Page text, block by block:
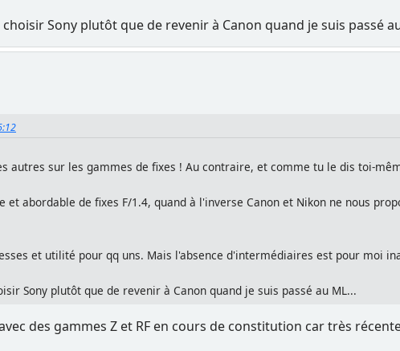
Sony plutôt que de revenir à Canon quand je suis passé
autres sur les gammes de fixes ! Au contraire, et comme tu le dis toi-
et abordable de fixes F/1.4, quand à l'inverse Canon et Nikon ne nous
et utilité pour qq uns. Mais l'absence d'intermédiaires est pour moi
Sony plutôt que de revenir à Canon quand je suis passé au ML...
des gammes Z et RF en cours de constitution car très